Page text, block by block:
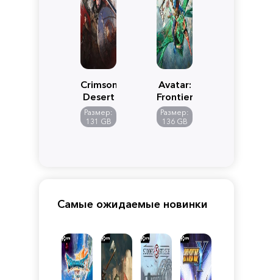
Crimson
Desert
Размер:
131 GB
Avatar:
Frontiers
of
Pandora
Размер:
136 GB
Самые ожидаемые новинки